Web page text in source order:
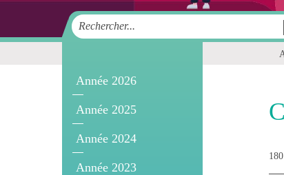
Année 2026
Année 2025
Année 2024
Année 2023